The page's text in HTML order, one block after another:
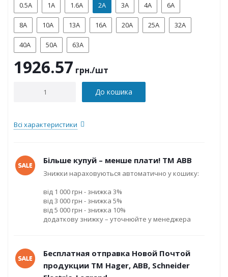
0.5А
1А 1.6А 2А 3А 4А 6А
8А 10А 13А 16А 20А 25А 32А
40А 50А 63А
1926.57 грн./шт
До кошика
Всі характеристики
Більше купуй – менше плати! ТМ ABB
Знижки нараховуються автоматично у кошику:
від 1 000 грн - знижка 3%
від 3 000 грн - знижка 5%
від 5 000 грн - знижка 10%
додаткову знижку – уточнюйте у менеджера
Бесплатная отправка Новой Почтой
продукции ТМ Hager, ABB, Schneider